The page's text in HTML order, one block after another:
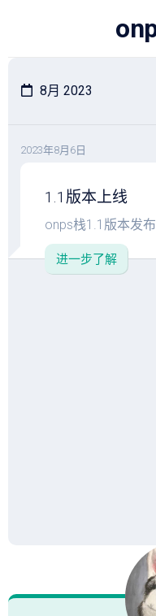
8月 2023
2023年8月6日
1.1版本上线
onps栈1.1版本发布
进一步了解